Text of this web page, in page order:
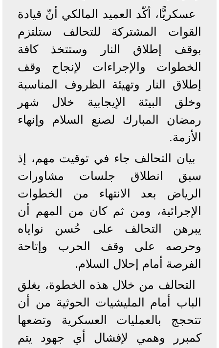
عسكريًّا، أكّد العميد المالكي أنّ قيادة
القوات المشتركة للتحالف ستلتزم
بوقف إطلاق النار وستتخذ كافة
الخطوات والإجراءات لإنجاح وقف
إطلاق النار وتهيئة الظروف المناسبة
وخلق البيئة الإيجابية خلال شهر
رمضان المبارك لصنع السلام وإنهاء
الأزمة.
بيان التحالف جاء في توقيت مهم، إذ
سبق انطلاق جلسات مشاورات
الرياض بعد الانتهاء من الخطوات
الإجرائية، ومن ثم كان من المهم أن
يبرهن التحالف على حُسن نواياه
وحرصه على وقف الحرب وإتاحة
الفرصة أمام إحلال السلام.
التحالف من خلال هذه الخطوة، يغلق
الباب أمام المليشيات الحوثية من أن
تتحجج بالعمليات العسكرية وتضعها
كمبرر وهمي لإفشال أي جهود يتم